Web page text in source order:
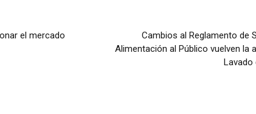
Cambios al Reglamento de
Alimentación al Público vuelven la
Lavado